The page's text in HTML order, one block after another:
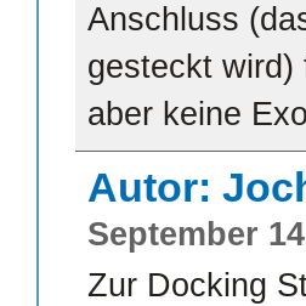
Anschluss
gesteckt wird)
aber keine
Autor:
September
Zur Docking